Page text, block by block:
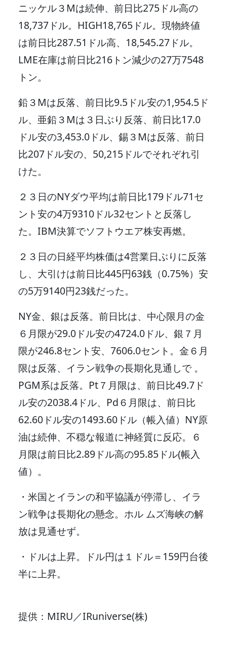
ニッケル３Mは続伸、前日比275ドル高の
18,737ドル。HIGH18,765ドル。現物終値
は前日比287.51ドル高、18,545.27ドル。
LME在庫は前日比216トン減少の27万7548
トン。
鉛３Mは反落、前日比9.5ドル安の1,954.5ド
ル、亜鉛３Mは３日ぶり反落、前日比17.0
ドル安の3,453.0ドル、錫３Mは反落、前日
比207ドル安の、50,215ドルでそれぞれ引
けた。
２３日のNYダウ平均は前日比179ドル71セ
ント安の4万9310ドル32セントと反落し
た。IBM決算でソフトウエア株安再燃。
２３日の日経平均株価は4営業日ぶりに反落
し、大引けは前日比445円63銭（0.75%）安
の5万9140円23銭だった。
NY金、銀は反落。前日比は、中心限月の金
６月限が29.0ドル安の4724.0ドル、銀７月
限が246.8セント安、7606.0セント。金６月
限は反落、イラン戦争の長期化見通しで 。
PGM系は反落。Pt７月限は、前日比49.7ド
ル安の2038.4ドル、Pd６月限は、前日比
62.60ドル安の1493.60ドル（帳入値）NY原
油は続伸、不穏な報道に神経質に反応。６
月限は前日比2.89ドル高の95.85ドル(帳入
値）。
・米国とイランの和平協議が停滞し、イラ
ン戦争は長期化の懸念。ホル ムズ海峡の解
放は見通せず。
・ドルは上昇。ドル円は１ドル＝159円台後
半に上昇。
提供：MIRU／IRuniverse(株)